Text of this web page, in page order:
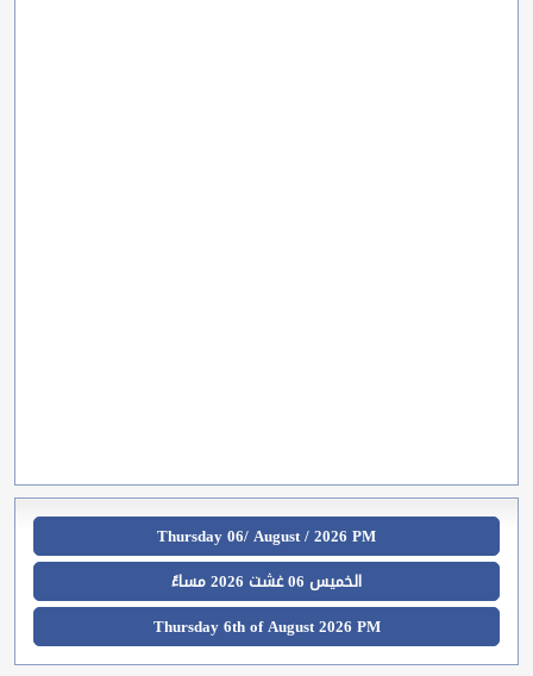
Thursday 06/ August / 2026 PM
الخميس 06 غشت 2026 مساءً
Thursday 6th of August 2026 PM